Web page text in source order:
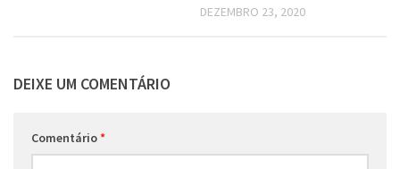
DEZEMBRO 23, 2020
DEIXE UM COMENTÁRIO
Comentário*